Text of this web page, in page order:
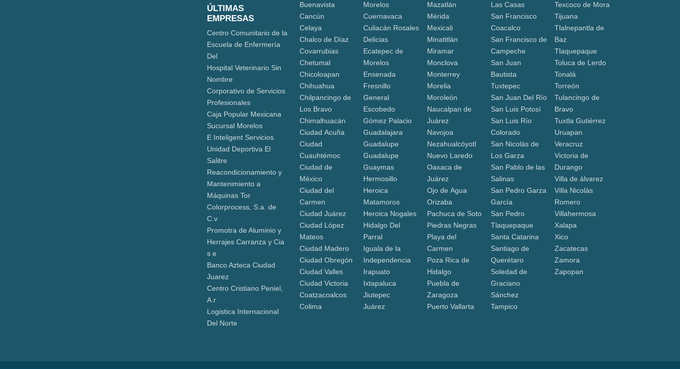
ÚLTIMAS
EMPRESAS
Centro Comunitario de la
Escuela de Enfermería
Del
Hospital Veterinario Sin
Nombre
Corporativo de Servicios
Profesionales
Caja Popular Mexicana
Sucursal Morelos
E Inteligent Servicios
Unidad Deportiva El
Salitre
Reacondicionamiento y
Mantenimiento a
Máquinas Tor
Colorprocess, S.a. de
C.v
Promotra de Aluminio y
Herrajes Carranza y Cia
s e
Banco Azteca Ciudad
Juarez
Centro Cristiano Peniel,
A.r
Logistica Internacional
Del Norte
Buenavista
Cancún
Celaya
Chalco de Díaz
Covarrubias
Chetumal
Chicoloapan
Chihuahua
Chilpancingo de
Los Bravo
Chimalhuacán
Ciudad Acuña
Ciudad
Cuauhtémoc
Ciudad de
México
Ciudad del
Carmen
Ciudad Juárez
Ciudad López
Mateos
Ciudad Madero
Ciudad Obregón
Ciudad Valles
Ciudad Victoria
Coatzacoalcos
Colima
Morelos
Cuernavaca
Culiacán Rosales
Delicias
Ecatepec de
Morelos
Ensenada
Fresnillo
General
Escobedo
Gómez Palacio
Guadalajara
Guadalupe
Guadalupe
Guaymas
Hermosillo
Heroica
Matamoros
Heroica Nogales
Hidalgo Del
Parral
Iguala de la
Independencia
Irapuato
Ixtapaluca
Jiutepec
Juárez
Mazatlán
Mérida
Mexicali
Minatitlán
Miramar
Monclova
Monterrey
Morelia
Moroleón
Naucalpan de
Juárez
Navojoa
Nezahualcóyotl
Nuevo Laredo
Oaxaca de
Juárez
Ojo de Agua
Orizaba
Pachuca de Soto
Piedras Negras
Playa del
Carmen
Poza Rica de
Hidalgo
Puebla de
Zaragoza
Puerto Vallarta
Las Casas
San Francisco
Coacalco
San Francisco de
Campeche
San Juan
Bautista
Tuxtepec
San Juan Del Río
San Luis Potosí
San Luis Río
Colorado
San Nicolás de
Los Garza
San Pablo de las
Salinas
San Pedro Garza
García
San Pedro
Tlaquepaque
Santa Catarina
Santiago de
Querétaro
Soledad de
Graciano
Sánchez
Tampico
Texcoco de Mora
Tijuana
Tlalnepantla de
Baz
Tlaquepaque
Toluca de Lerdo
Tonalá
Torreón
Tulancingo de
Bravo
Tuxtla Gutiérrez
Uruapan
Veracruz
Victoria de
Durango
Villa de álvarez
Villa Nicolás
Romero
Villahermosa
Xalapa
Xico
Zacatecas
Zamora
Zapopan